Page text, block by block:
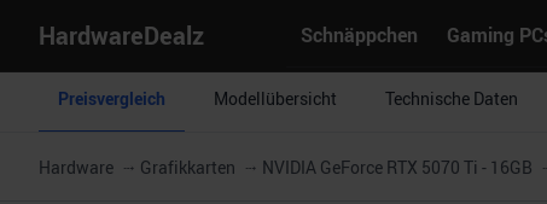
HardwareDealz Schnäppchen Gaming
Preisvergleich Modellübersicht Technische Daten
Hardware Grafikkarten NVIDIA GeForce RTX 5070 Ti - 16GB